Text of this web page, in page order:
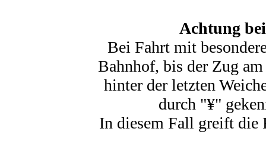
Achtung
Bei Fahrt mit
Bahnhof, bis der Zug
hinter der letzten
durch "¥"
In diesem Fall greift die